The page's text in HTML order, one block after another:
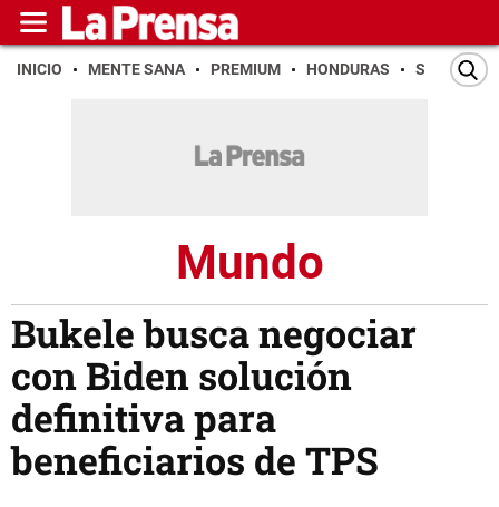
INICIO MENTE SANA PREMIUM HONDURAS SAN PEDRO
Mundo
Bukele busca negociar
con Biden solución
definitiva para
beneficiarios de TPS